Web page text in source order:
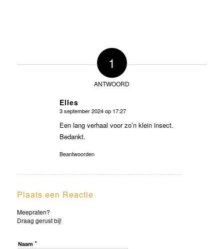
1
ANTWOORD
Elles
zegt:
3 september 2024 op 17:27
Een lang verhaal voor zo’n klein insect.
Bedankt.
Beantwoorden
Plaats een Reactie
Meepraten?
Draag gerust bij!
Naam *